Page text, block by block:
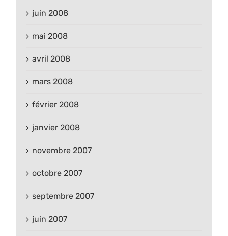
juin 2008
mai 2008
avril 2008
mars 2008
février 2008
janvier 2008
novembre 2007
octobre 2007
septembre 2007
juin 2007